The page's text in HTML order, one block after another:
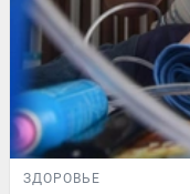
ЗДОРОВЬЕ